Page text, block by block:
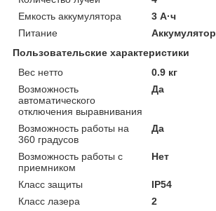
Емкость аккумулятора
3 А·ч
Питание
Аккумулятор
Пользовательские характеристики
Вес нетто
0.9 кг
Возможность
автоматического
отключения выравнивания
Да
Возможность работы на
360 градусов
Да
Возможность работы с
приемником
Нет
Класс защиты
IP54
Класс лазера
2